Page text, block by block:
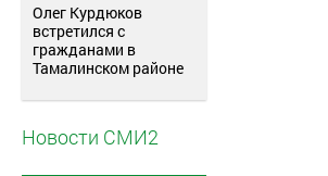
Олег Курдюков
встретился с
гражданами в
Тамалинском районе
Новости СМИ2